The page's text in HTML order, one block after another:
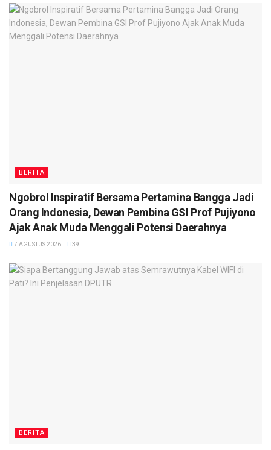
BERITA
Ngobrol Inspiratif Bersama Pertamina Bangga Jadi
Orang Indonesia, Dewan Pembina GSI Prof Pujiyono
Ajak Anak Muda Menggali Potensi Daerahnya
7 AGUSTUS 2026 39
BERITA